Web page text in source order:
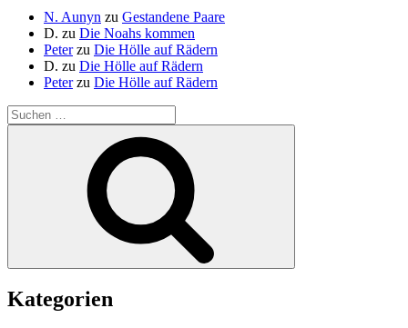
N. Aunyn zu Gestandene Paare
D. zu Die Noahs kommen
Peterzu Die Hölle auf Rädern
D. zu Die Hölle auf Rädern
Peterzu Die Hölle auf Rädern
Suche
nach:
Kategorien